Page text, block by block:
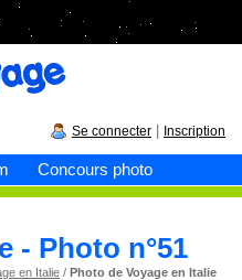
Concours photo
Se connecter Inscription
- Photo n°51
en Italie /Photo de Voyage en Italie